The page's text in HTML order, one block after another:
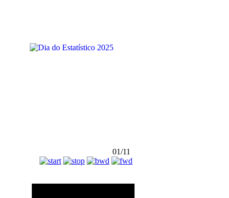
01/11